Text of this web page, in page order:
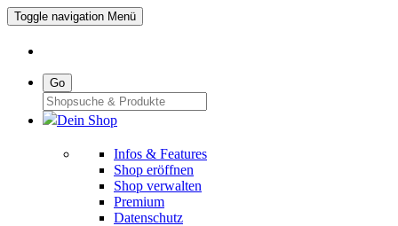
Toggle navigation Menü
Go
Dein Shop
Infos & Features
Shop eröffnen
Shop verwalten
Premium
Datenschutz